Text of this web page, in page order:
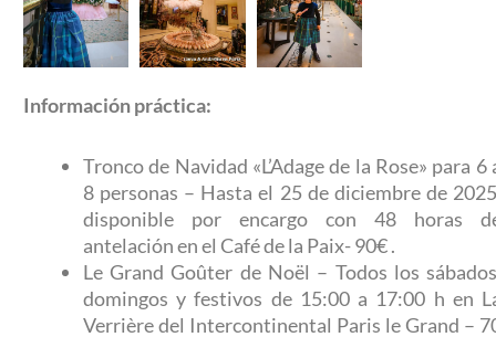
Información práctica:
Tronco de Navidad «L’Adage de la Rose» para 6
8 personas – Hasta el 25 de diciembre de
disponible por encargo con 48 horas
antelación en el Café de la Paix-90€.
Le Grand Goûter de Noël – Todos los
domingos y festivos de 15:00 a 17:00 h en
Verrière del Intercontinental Paris le Grand –